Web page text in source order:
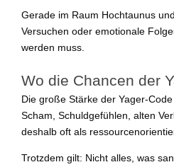
Gerade im Raum Hochtaunus
Versuchen oder emotionale
werden muss.
Wo die Chancen der
Die große Stärke der Yager-
Scham, Schuldgefühlen, alten
deshalb oft als
Trotzdem gilt: Nicht alles, was